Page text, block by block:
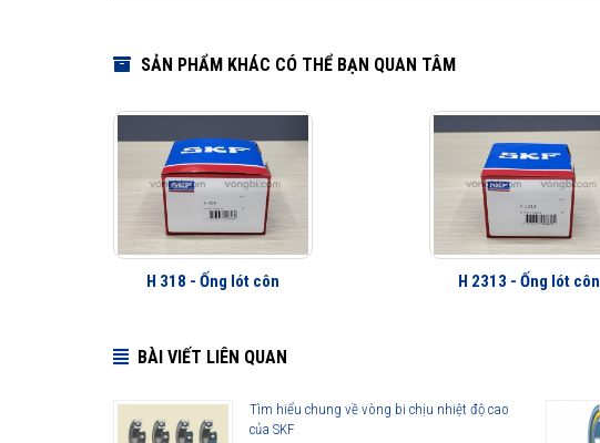
SẢN PHẨM KHÁC CÓ THỂ BẠN QUAN TÂM
H 318 - Ống lót côn H 2313 - Ống lót côn
BÀI VIẾT LIÊN QUAN
Tìm hiểu chung về vòng bi chịu nhiệt độ cao
của SKF